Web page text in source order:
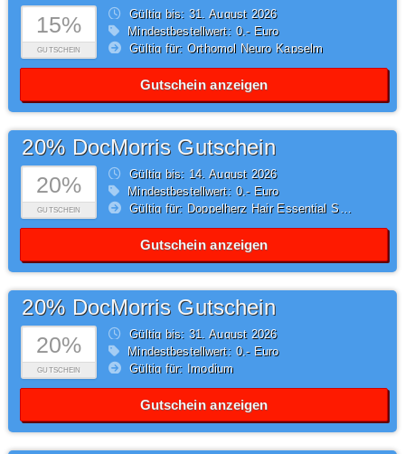
15%
GUTSCHEIN
Gültig bis: 31.August2026
Mindestbestellwert: 0,- Euro
Gültig für: Orthomol Neuro Kapselm
Gutschein anzeigen
20%
GUTSCHEIN
20% DocMorris Gutschein
Gültig bis: 14.August2026
Mindestbestellwert: 0,- Euro
Gültig für: Doppelherz Hair Essential System
Gutschein anzeigen
20%
GUTSCHEIN
20% DocMorris Gutschein
Gültig bis: 31.August2026
Mindestbestellwert: 0,- Euro
Gültig für: Imodium
Gutschein anzeigen